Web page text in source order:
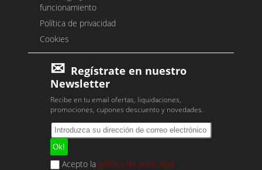
funcionamiento
Política de privacidad
Cookies
Regístrate en nuestro
Newsletter
Recibe en tu email ofertas, liquidaciones,
promociones, cupones descuento y novedades.
Acepto la política de privacidad